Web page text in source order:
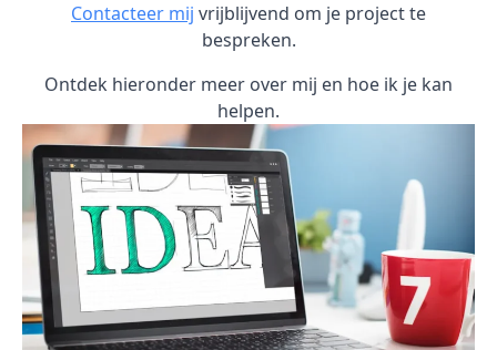
Contacteer mij vrijblijvend om je project te
bespreken.
Ontdek hieronder meer over mij en hoe ik je kan
helpen.